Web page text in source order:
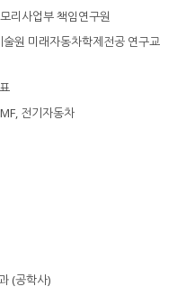
리사업부 책임연구원
원 미래자동차학제전공 연구교
전기자동차
(공학사)